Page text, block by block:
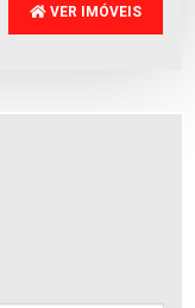
VER IMÓVEIS